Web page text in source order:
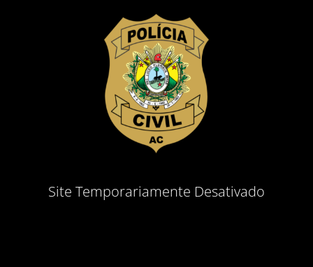
Site Temporariamente Desativado